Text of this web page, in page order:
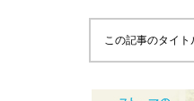
この記事のタイ